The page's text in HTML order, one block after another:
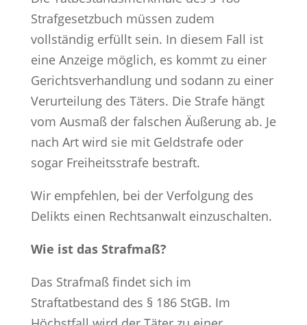
Strafgesetzbuch müssen zudem
vollständig erfüllt sein. In diesem Fall ist
eine Anzeige möglich, es kommt zu einer
Gerichtsverhandlung und sodann zu einer
Verurteilung des Täters. Die Strafe hängt
vom Ausmaß der falschen Äußerung ab. Je
nach Art wird sie mit Geldstrafe oder
sogar Freiheitsstrafe bestraft.
Wir empfehlen, bei der Verfolgung des
Delikts einen Rechtsanwalt einzuschalten.
Wie ist das Strafmaß?
Das Strafmaß findet sich im
Straftatbestand des § 186 StGB. Im